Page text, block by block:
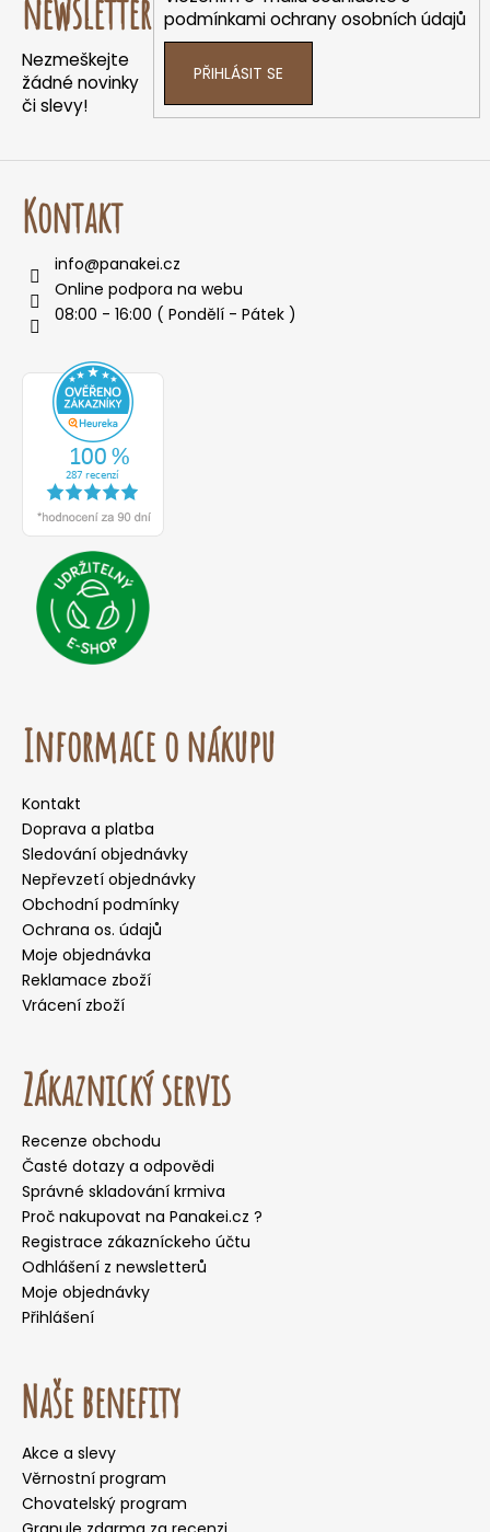
newsletter
Nezmeškejte
žádné novinky
či slevy!
podmínkami ochrany osobních údajů
PŘIHLÁSIT SE
Kontakt
info@panakei.cz
Online podpora na webu
08:00 - 16:00 ( Pondělí - Pátek )
Informace o nákupu
Kontakt
Doprava a platba
Sledování objednávky
Nepřevzetí objednávky
Obchodní podmínky
Ochrana os. údajů
Moje objednávka
Reklamace zboží
Vrácení zboží
Zákaznický servis
Recenze obchodu
Časté dotazy a odpovědi
Správné skladování krmiva
Proč nakupovat na Panakei.cz ?
Registrace zákazníckeho účtu
Odhlášení z newsletterů
Moje objednávky
Přihlášení
Naše benefity
Akce a slevy
Věrnostní program
Chovatelský program